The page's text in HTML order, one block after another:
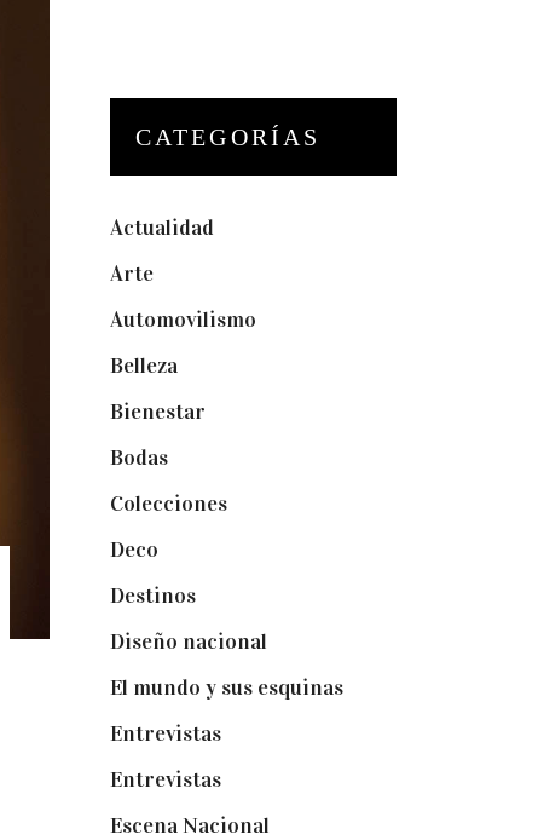
CATEGORÍAS
Actualidad
Arte(74)
Automovilismo
Belleza(32)
Bienestar
Bodas(73)
Colecciones(22)
Deco
Destinos(6)
Diseño nacional
El mundo y sus esquinas(25)
Entrevistas(36)
Entrevistas(14)
Escena Nacional